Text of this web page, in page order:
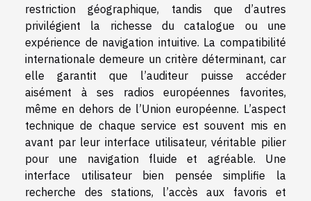
restriction géographique, tandis que d’autres
privilégient la richesse du catalogue ou une
expérience de navigation intuitive. La compatibilité
internationale demeure un critère déterminant, car
elle garantit que l’auditeur puisse accéder
aisément à ses radios européennes favorites,
même en dehors de l’Union européenne. L’aspect
technique de chaque service est souvent mis en
avant par leur interface utilisateur, véritable pilier
pour une navigation fluide et agréable. Une
interface utilisateur bien pensée simplifie la
recherche des stations, l’accès aux favoris et